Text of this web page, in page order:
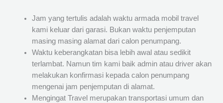
Jam yang tertulis adalah waktu armada mobil travel
kami keluar dari garasi. Bukan waktu penjemputan
masing masing alamat dari calon penumpang.
Waktu keberangkatan bisa lebih awal atau sedikit
terlambat. Namun tim kami baik admin atau driver akan
melakukan konfirmasi kepada calon penumpang
mengenai jam penjemputan di alamat.
Mengingat Travel merupakan transportasi umum dan